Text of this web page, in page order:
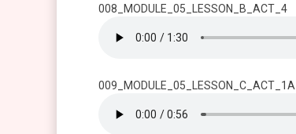
008_MODULE_05_LESSON_B_ACT_4
009_MODULE_05_LESSON_C_ACT_1A